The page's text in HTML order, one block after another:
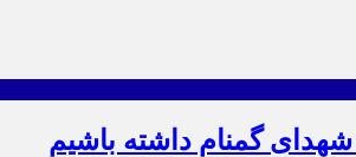
گمنام داشته باشیم